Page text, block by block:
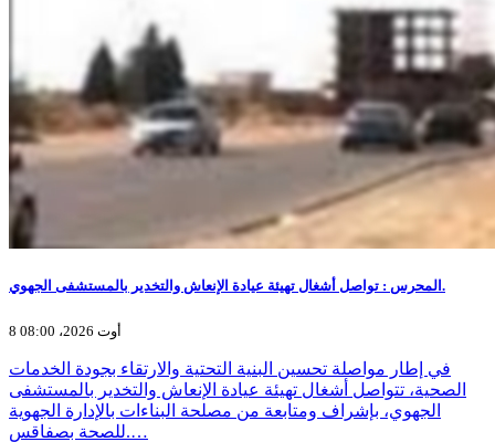
المحرس : تواصل أشغال تهيئة عيادة الإنعاش والتخدير بالمستشفى الجهوي.
8 أوت 2026، 08:00
في إطار مواصلة تحسين البنية التحتية والارتقاء بجودة الخدمات
الصحية، تتواصل أشغال تهيئة عيادة الإنعاش والتخدير بالمستشفى
الجهوي، بإشراف ومتابعة من مصلحة البناءات بالإدارة الجهوية
للصحة بصفاقس.…